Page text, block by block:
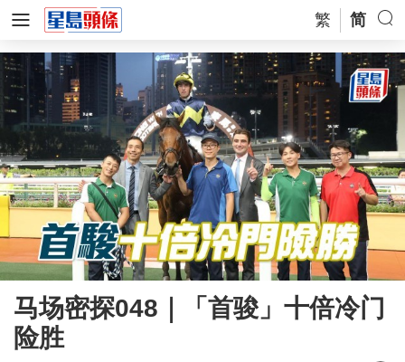
繁 简
马场密探048｜「首骏」十倍冷门
险胜